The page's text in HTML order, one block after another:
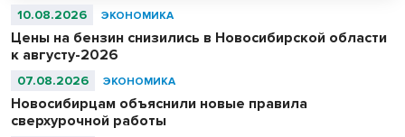
исследований сервиса. Эксперты отмечают, что кадровый ресурс
44 лет имеют работу, В дайджесте исследуется поведение и
интересы кандидатов разного возраста.
10.08.2026 ЭКОНОМИКА
Цены на бензин снизились в Новосибирской области
к августу-2026
07.08.2026 ЭКОНОМИКА
Новосибирцам объяснили новые правила
сверхурочной работы